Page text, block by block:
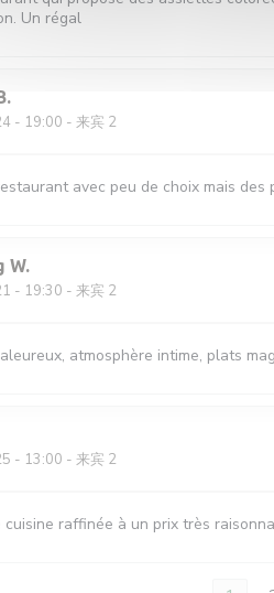
Un régal
- 19:00 - 来宾 2
avec peu de choix mais des
W
- 19:30 - 来宾 2
atmosphère intime, plats
- 13:00 - 来宾 2
cuisine raffinée à un prix très